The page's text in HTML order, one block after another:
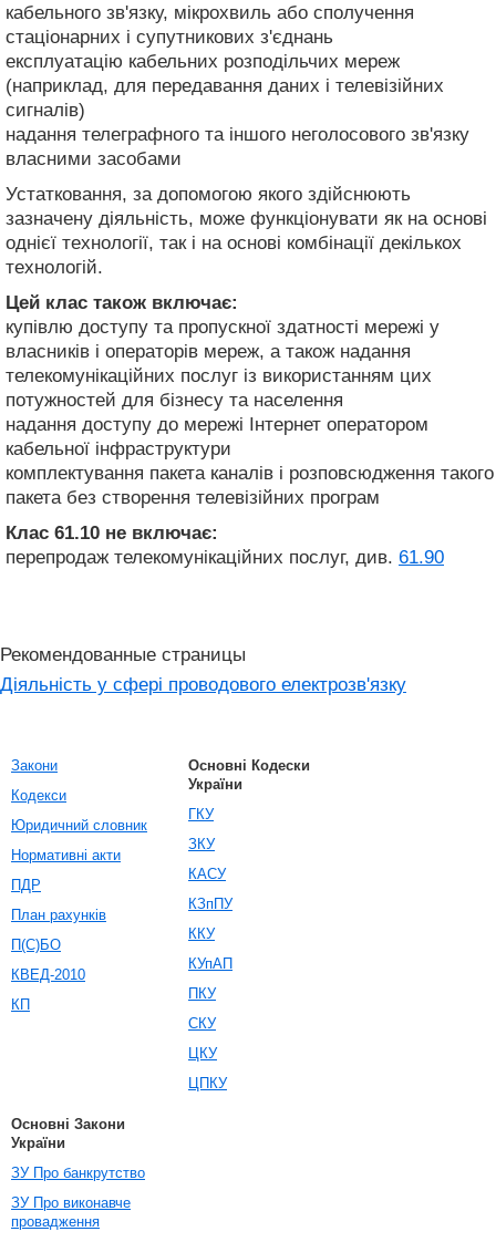
кабельного зв'язку, мікрохвиль або сполучення
стаціонарних і супутникових з'єднань
експлуатацію кабельних розподільчих мереж
(наприклад, для передавання даних і телевізійних
сигналів)
надання телеграфного та іншого неголосового зв'язку
власними засобами
Устатковання, за допомогою якого здійснюють
зазначену діяльність, може функціонувати як на основі
однієї технології, так і на основі комбінації декількох
технологій.
Цей клас також включає:
купівлю доступу та пропускної здатності мережі у
власників і операторів мереж, а також надання
телекомунікаційних послуг із використанням цих
потужностей для бізнесу та населення
надання доступу до мережі Інтернет оператором
кабельної інфраструктури
комплектування пакета каналів і розповсюдження такого
пакета без створення телевізійних програм
Клас 61.10 не включає:
перепродаж телекомунікаційних послуг, див. 61.90
Рекомендованные страницы
Діяльність у сфері проводового електрозв'язку
Закони
Кодекси
Юридичний словник
Нормативні акти
ПДР
План рахунків
П(С)БО
КВЕД-2010
КП
Основні Кодески
України
ГКУ
ЗКУ
КАСУ
КЗпПУ
ККУ
КУпАП
ПКУ
СКУ
ЦКУ
ЦПКУ
Основні Закони
України
ЗУ Про банкрутство
ЗУ Про виконавче
провадження